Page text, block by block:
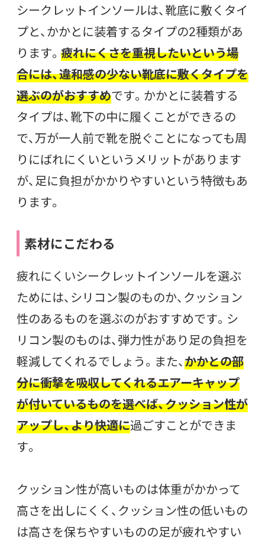
シークレットインソールは、靴底に敷くタイ
プと、かかとに装着するタイプの2種類があ
ります。 疲れにくさを重視したいという場
合には、違和感の少ない靴底に敷くタイプを
選ぶのがおすすめです。 かかとに装着する
タイプは、靴下の中に履くことができるの
で、万が一人前で靴を脱ぐことになっても周
りにばれにくいというメリットがあります
が、足に負担がかかりやすいという特徴もあ
ります。
素材にこだわる
疲れにくいシークレットインソールを選ぶ
ためには、シリコン製のものか、クッション
性のあるものを選ぶのがおすすめです。シ
リコン製のものは、弾力性があり足の負担を
軽減してくれるでしょう。また、かかとの部
分に衝撃を吸収してくれるエアーキャップ
が付いているものを選べば、クッション性が
アップし、より快適に過ごすことができま
す。
クッション性が高いものは体重がかかって
高さを出しにくく、クッション性の低いもの
は高さを保ちやすいものの足が疲れやすい